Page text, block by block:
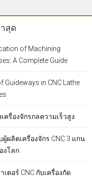
สุด
of Machining
A Complete Guide
Guideways in CNC Lathe
ครื่องจักรกลความเร็วสูง
ผู้ผลิตเครื่องจักร CNC 3 แกน
งโลก
าเตอร์ CNC กับเครื่องกัด